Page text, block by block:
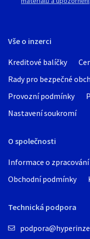
Vše o inzerci
Kreditové balíčky
Rady pro bezpečné
Provozní podmínky
Nastavení soukromí
O společnosti
Informace o
Obchodní podmínky
Technická podpora